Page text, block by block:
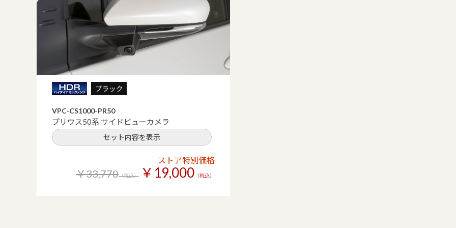
VPC-CS1000-PR50
プリウス50系 サイドビューカメラ
セット内容を表示
ストア特別価格
￥33,770（税込） ￥19,000 （税込）